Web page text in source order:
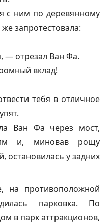
с ним по деревянному
запротестовала:
— отрезал Ван Фа.
вклад!
тебя в отличное
Ван Фа через мост,
и, миновав рощу
остановилась у задних
противоположной
парковка. По
в парк аттракционов,